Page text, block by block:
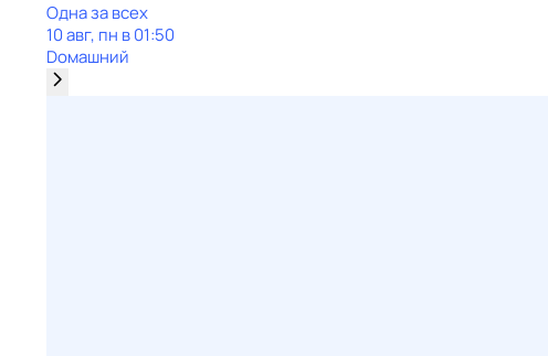
Одна за всех
10 авг, пн в 01:50
Dомашний